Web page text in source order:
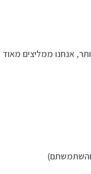
אנחנו ממליצים מאוד
והשתמשתם)